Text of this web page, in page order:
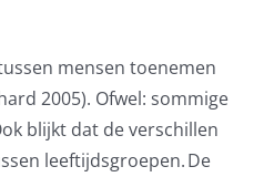
mensen toenemen
2005). Ofwel: sommige
ok blijkt dat de verschillen
leeftijdsgroepen.De